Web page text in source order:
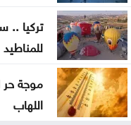
تركيا ..
للمناطيد
موجة حر
اللهاب